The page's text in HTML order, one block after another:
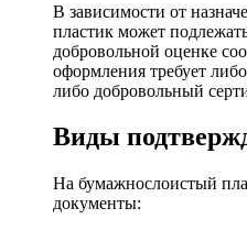
В зависимости от
пластик может
добровольной оценке
оформления требует
либо добровольный
Виды
На бумажнослоистый
документы: